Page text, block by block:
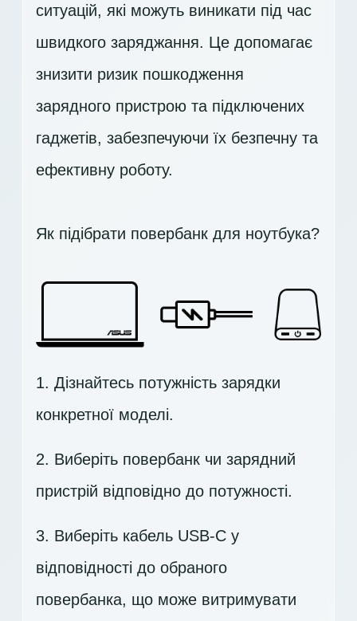
ситуацій, які можуть виникати під час
швидкого заряджання. Це допомагає
знизити ризик пошкодження
зарядного пристрою та підключених
гаджетів, забезпечуючи їх безпечну та
ефективну роботу.
Як підібрати повербанк для ноутбука?
1. Дізнайтесь потужність зарядки
конкретної моделі.
2. Виберіть повербанк чи зарядний
пристрій відповідно до потужності.
3. Виберіть кабель USB-C у
відповідності до обраного
повербанка, що може витримувати